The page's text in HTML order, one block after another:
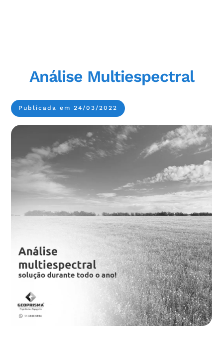
Análise Multiespectral
Publicada em 24/03/2022